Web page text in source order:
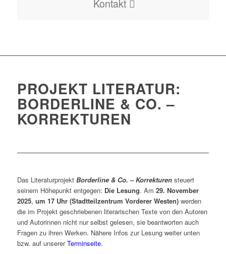
Kontakt
PROJEKT LITERATUR:
BORDERLINE & CO. –
KORREKTUREN
Das Literaturprojekt Borderline & Co. – Korrekturensteuert
seinem Höhepunkt entgegen: Die Lesung. Am 29. November
2025, um 17 Uhr (Stadtteilzentrum Vorderer Westen)werden
die im Projekt geschriebenen literarischen Texte von den Autoren
und Autorinnen nicht nur selbst gelesen, sie beantworten auch
Fragen zu ihren Werken. Nähere Infos zur Lesung weiter unten
bzw. auf unsererTerminseite.